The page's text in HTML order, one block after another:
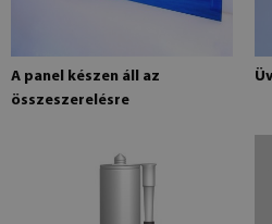
A panel készen áll az
összeszerelésre